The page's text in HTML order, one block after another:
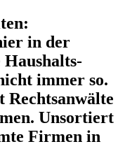
in der
Haushalts-
immer so.
Rechtsanwälte
Unsortiert
Firmen in